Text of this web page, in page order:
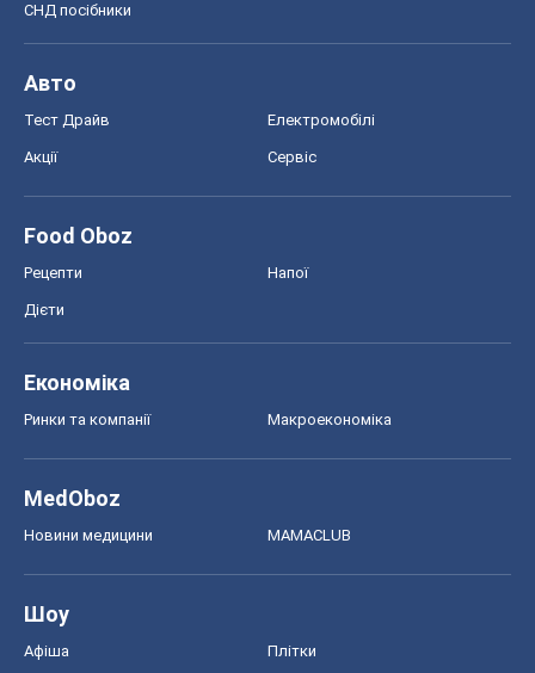
СНД посібники
Авто
Тест Драйв Електромобілі
Акції Сервіс
Food Oboz
Рецепти Напої
Дієти
Економіка
Ринки та компанії Макроекономіка
MedOboz
Новини медицини MAMACLUB
Шоу
Афіша Плітки